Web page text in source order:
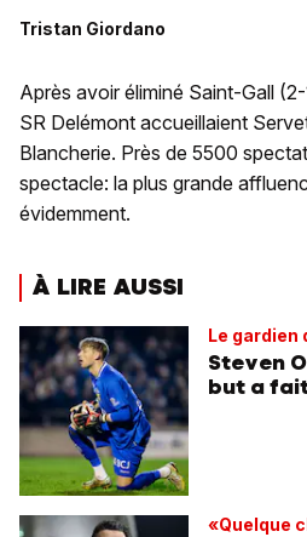
Tristan Giordano
Après avoir éliminé Saint-Gall
SR Delémont accueillaient
Blancherie. Près de 5500
spectacle: la plus grande
évidemment.
À LIRE AUSSI
Le gardien
Steven
but a
«Quelque